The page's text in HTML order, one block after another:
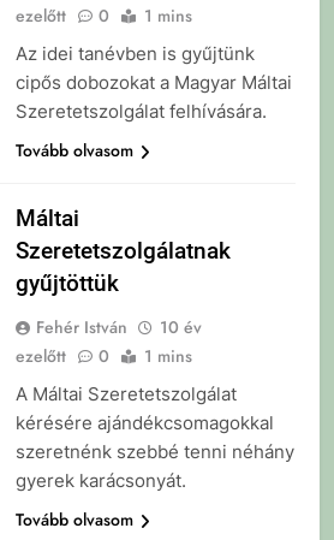
ezelőtt
0 1 mins
Az idei tanévben is gyűjtünk
cipős dobozokat a Magyar Máltai
Szeretetszolgálat felhívására.
Tovább olvasom
Máltai
Szeretetszolgálatnak
gyűjtöttük
Fehér István
10 év
ezelőtt
0 1 mins
A Máltai Szeretetszolgálat
kérésére ajándékcsomagokkal
szeretnénk szebbé tenni néhány
gyerek karácsonyát.
Tovább olvasom